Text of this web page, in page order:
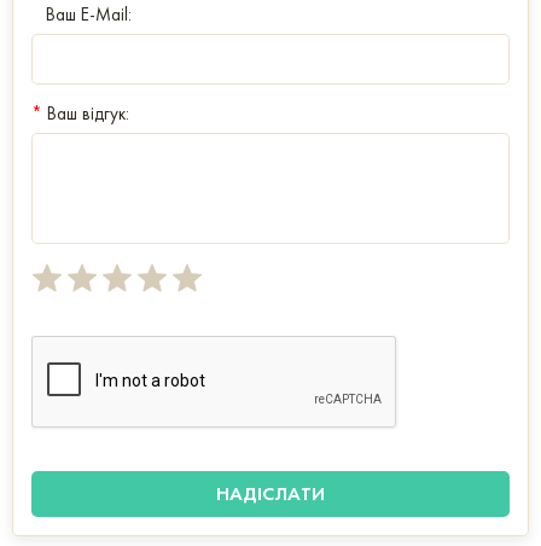
Ваш E-Mail:
* Ваш відгук: